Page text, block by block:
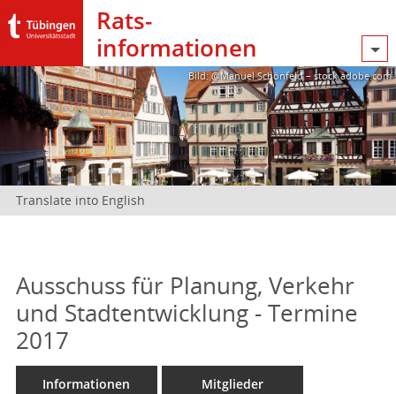
Rats­
informationen
Bild: @Manuel Schönfeld – stock.adobe.com
Translate into English
Ausschuss für Planung, Verkehr
und Stadtentwicklung - Termine
2017
Informationen Mitglieder